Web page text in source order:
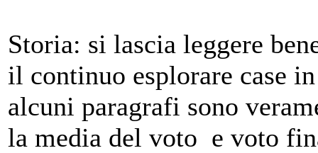
Storia: si lascia leggere
il continuo esplorare case
alcuni paragrafi sono
la media del voto e voto